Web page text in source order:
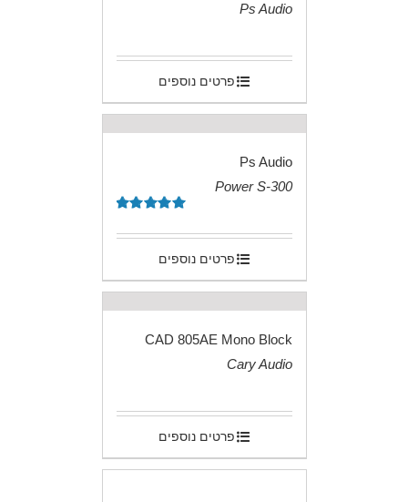
Ps Audio
פרטים נוספים
Ps Audio
Power S-300
מתוך 5
פרטים נוספים
CAD 805AE Mono Block
Cary Audio
פרטים נוספים